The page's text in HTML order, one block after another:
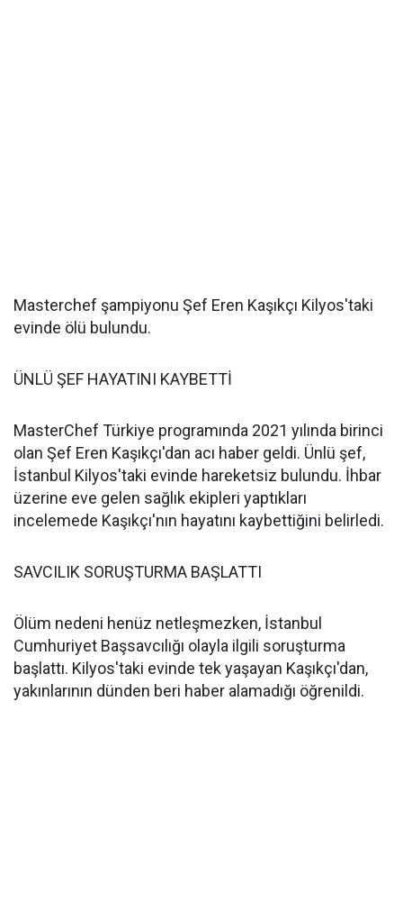
Masterchef şampiyonu Şef Eren Kaşıkçı Kilyos'taki
evinde ölü bulundu.
ÜNLÜ ŞEF HAYATINI KAYBETTİ
MasterChef Türkiye programında 2021 yılında birinci
olan Şef Eren Kaşıkçı'dan acı haber geldi. Ünlü şef,
İstanbul Kilyos'taki evinde hareketsiz bulundu. İhbar
üzerine eve gelen sağlık ekipleri yaptıkları
incelemede Kaşıkçı'nın hayatını kaybettiğini belirledi.
SAVCILIK SORUŞTURMA BAŞLATTI
Ölüm nedeni henüz netleşmezken, İstanbul
Cumhuriyet Başsavcılığı olayla ilgili soruşturma
başlattı. Kilyos'taki evinde tek yaşayan Kaşıkçı'dan,
yakınlarının dünden beri haber alamadığı öğrenildi.